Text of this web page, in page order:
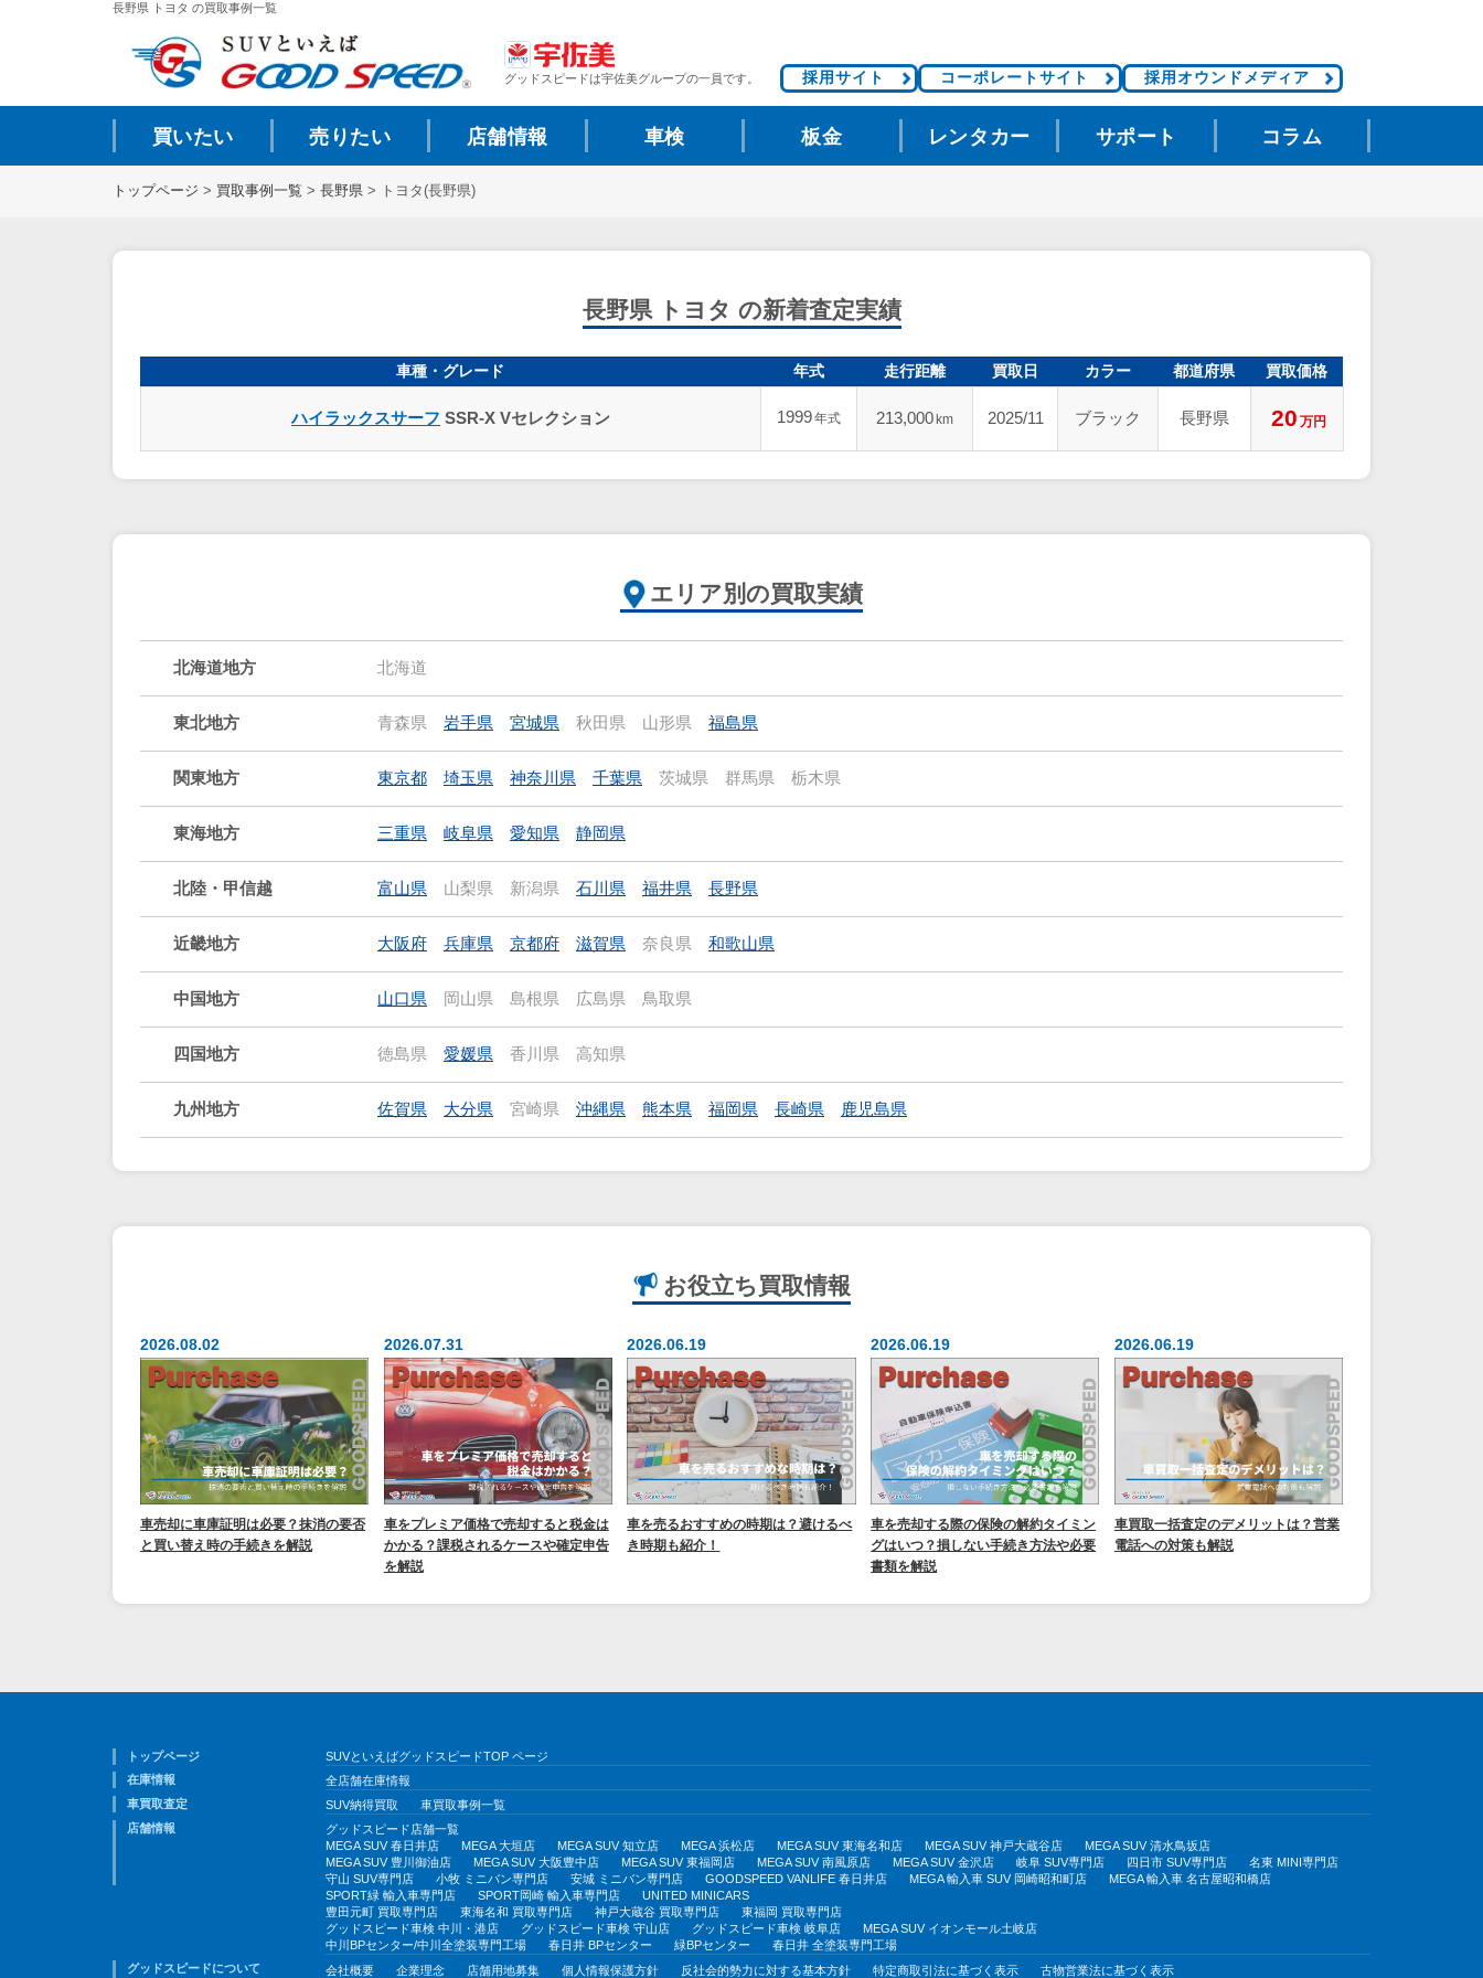
長野県 トヨタ の買取事例一覧
グッドスピードは宇佐美グループの一員です。 採用サイト コーポレートサイト 採用オウンドメディア
買いたい 売りたい 店舗情報 車検 板金 レンタカー サポート コラム
トップページ > 買取事例一覧 > 長野県 > トヨタ(長野県)
長野県 トヨタ の新着査定実績
車種・グレード 年式 走行距離 買取日 カラー 都道府県 買取価格
ハイラックスサーフ SSR-X Vセレクション 1999年式 213,000 km 2025/11 ブラック 長野県 20 万円
エリア別の買取実績
北海道地方 北海道
東北地方 青森県 岩手県 宮城県 秋田県 山形県 福島県
関東地方 東京都 埼玉県 神奈川県 千葉県 茨城県 群馬県 栃木県
東海地方 三重県 岐阜県 愛知県 静岡県
北陸・甲信越 富山県 山梨県 新潟県 石川県 福井県 長野県
近畿地方 大阪府 兵庫県 京都府 滋賀県 奈良県 和歌山県
中国地方 山口県 岡山県 島根県 広島県 鳥取県
四国地方 徳島県 愛媛県 香川県 高知県
九州地方 佐賀県 大分県 宮崎県 沖縄県 熊本県 福岡県 長崎県 鹿児島県
お役立ち 買取情報
2026.08.02
車売却に車庫証明は必要？抹消の要否
と買い替え時の手続きを解説
2026.07.31
車をプレミア価格で売却すると税金は
かかる？課税されるケースや確定申告
を解説
2026.06.19
車を売るおすすめの時期は？避けるべ
き時期も紹介！
2026.06.19
車を売却する際の保険の解約タイミン
グはいつ？損しない手続き方法や必要
書類を解説
2026.06.19
車買取一括査定のデメリットは？営業
電話への対策も解説
トップページ
SUVといえばグッドスピードTOP ページ
在庫情報
全店舗在庫情報
車買取査定
SUV納得買取
車買取事例一覧
店舗情報
グッドスピード店舗一覧
MEGA SUV 春日井店
MEGA 大垣店 MEGA SUV 知立店 MEGA 浜松店 MEGA SUV 東海名和店 MEGA SUV 神戸大蔵谷店
MEGA SUV 清水鳥坂店
MEGA SUV 豊川御油店
MEGA SUV 大阪豊中店 MEGA SUV 東福岡店 MEGA SUV 南風原店 MEGA SUV 金沢店 岐阜 SUV専門店 四日市 SUV専門店
名東 MINI専門店
守山 SUV専門店
小牧 ミニバン専門店 安城 ミニバン専門店 GOODSPEED VANLIFE 春日井店 MEGA 輸入車 SUV 岡崎昭和町店
MEGA 輸入車 名古屋昭和橋店
SPORT緑 輸入車専門店
SPORT岡崎 輸入車専門店
UNITED MINICARS
豊田元町 買取専門店
東海名和 買取専門店 神戸大蔵谷 買取専門店
東福岡 買取専門店
グッドスピード車検 中川・港店
グッドスピード車検 守山店 グッドスピード車検 岐阜店
MEGA SUV イオンモール土岐店
中川BPセンター/中川全塗装専門工場
春日井 BPセンター 緑BPセンター
春日井 全塗装専門工場
グッドスピードについて
会社概要 企業理念 店舗用地募集 個人情報保護方針 反社会的勢力に対する基本方針 特定商取引法に基づく表示 古物営業法に基づく表示